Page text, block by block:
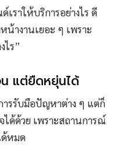
ราให้บริการอย่างไร ดี
างานเยอะ ๆ เพราะ
ไร”
แต่ยืดหยุ่นได้
รรับมือปัญหาต่าง ๆ แต่ก็
ด้ด้วย เพราะสถานการณ์
ด้หมด